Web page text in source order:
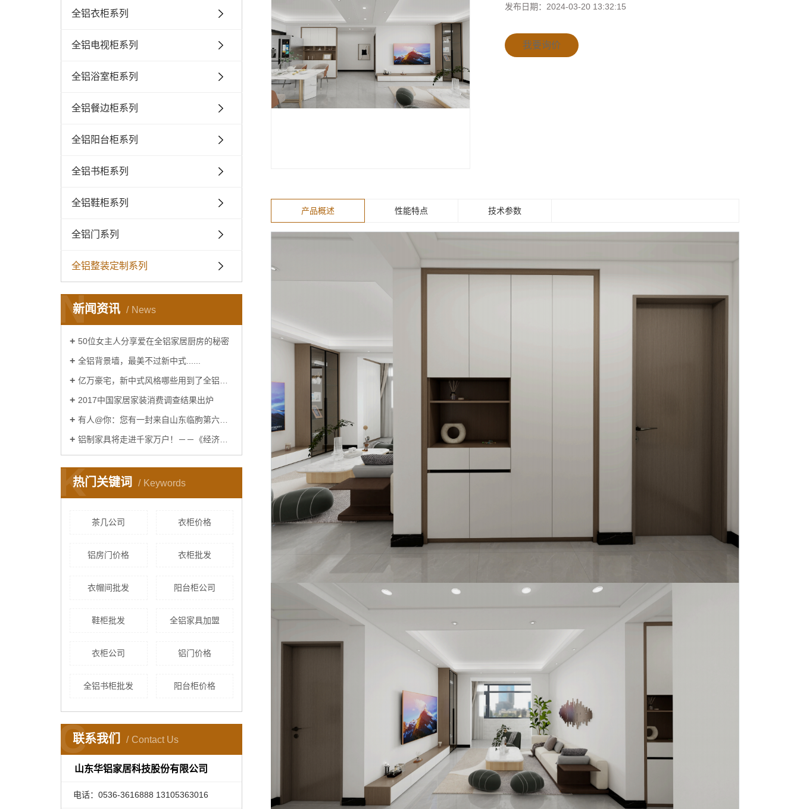
全铝衣柜系列
全铝电视柜系列
全铝浴室柜系列
全铝餐边柜系列
全铝阳台柜系列
全铝书柜系列
全铝鞋柜系列
全铝门系列
全铝整装定制系列
新闻资讯 News
N
50位女主人分享爱在全铝家居厨房的秘密
全铝背景墙，最美不过新中式......
亿万豪宅，新中式风格哪些用到了全铝家居......
2017中国家居家装消费调查结果出炉
有人@你：您有一封来自山东临朐第六届窗博会的邀请函
铝制家具将走进千家万户！－－《经济日报》报道！
热门关键词 Keywords
K
茶几公司 衣柜价格
铝房门价格 衣柜批发
衣帽间批发 阳台柜公司
鞋柜批发 全铝家具加盟
衣柜公司 铝门价格
全铝书柜批发 阳台柜价格
联系我们 Contact Us
C
山东华铝家居科技股份有限公司
电话：0536-3616888 13105363016
发布日期： 2024-03-20 13:32:15
我要询价
产品概述 性能特点 技术参数